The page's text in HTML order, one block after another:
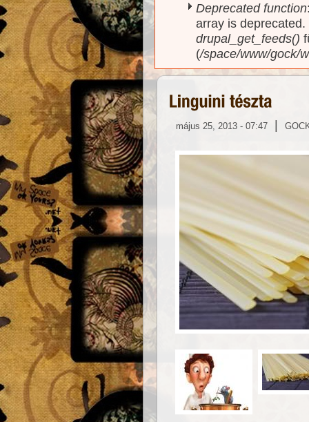
Deprecated function
array is
drupal_get_feeds()
(/space/www/gock/
május 25, 2013 - 07:47 |